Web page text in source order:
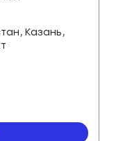
Казань,